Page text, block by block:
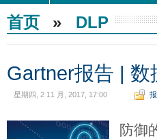
首页 » DLP
Gartner报告 |
星期四, 2 11 月, 2017, 17:00
防御